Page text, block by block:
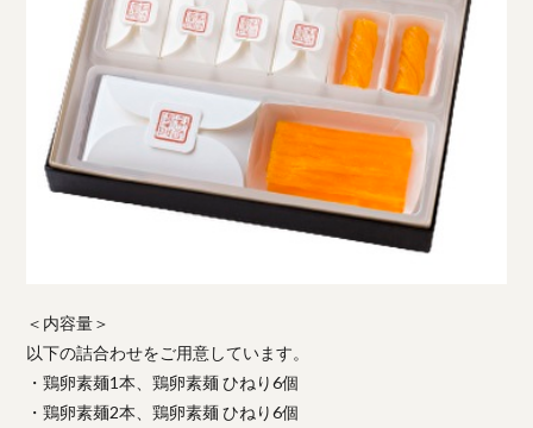
＜内容量＞
以下の詰合わせをご用意しています。
・鶏卵素麺1本、鶏卵素麺 ひねり6個
・鶏卵素麺2本、鶏卵素麺 ひねり6個